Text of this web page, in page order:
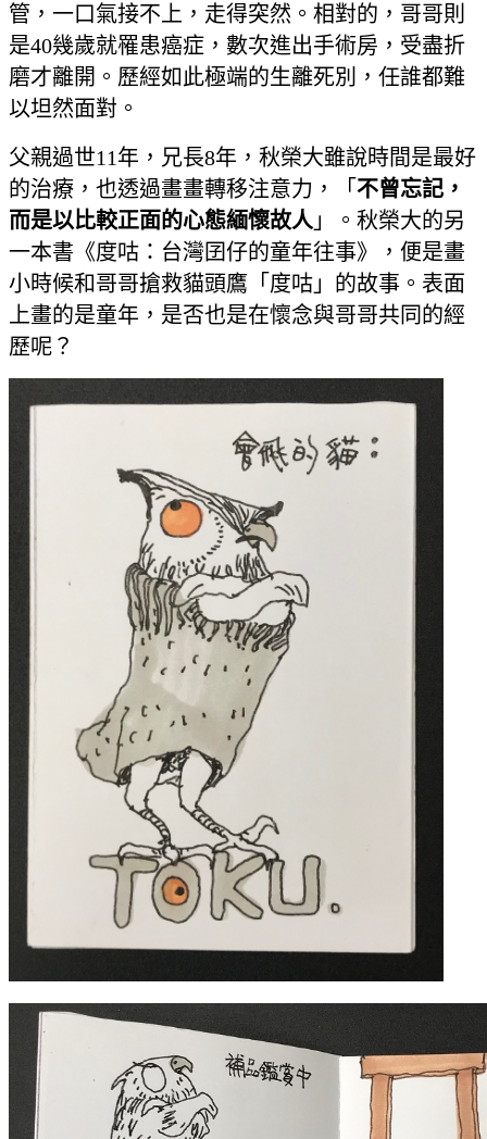
管，一口氣接不上，走得突然。相對的，哥哥則
是40幾歲就罹患癌症，數次進出手術房，受盡折
磨才離開。歷經如此極端的生離死別，任誰都難
以坦然面對。
父親過世11年，兄長8年，秋榮大雖說時間是最好
的治療，也透過畫畫轉移注意力，「 不曾忘記，
而是以比較正面的心態緬懷故人 」。秋榮大的另
一本書《度咕：台灣囝仔的童年往事》，便是畫
小時候和哥哥搶救貓頭鷹「度咕」的故事。表面
上畫的是童年，是否也是在懷念與哥哥共同的經
歷呢？